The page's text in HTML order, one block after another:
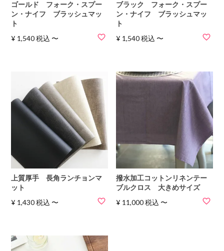
ゴールド フォーク・スプー
ン・ナイフ ブラッシュマッ
ト
¥ 1,540 税込 〜
ブラック フォーク・スプー
ン・ナイフ ブラッシュマッ
ト
¥ 1,540税込 〜
上質厚手 長角ランチョンマ
ット
¥ 1,430 税込 〜
撥水加工コットンリネンテー
ブルクロス 大きめサイズ
¥ 11,000税込 〜